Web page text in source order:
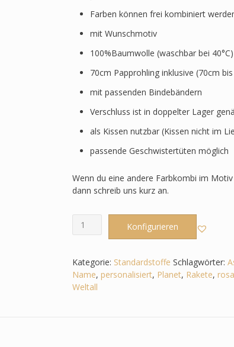
Farben können frei kombiniert
mit Wunschmotiv
100%Baumwolle (waschbar bei 40°C)
70cm Papprohling inklusive (70cm
mit passenden Bindebändern
Verschluss ist in doppelter Lager
als Kissen nutzbar (Kissen nicht im
passende Geschwistertüten möglich
Wenn du eine andere Farbkombi im
dann schreib uns kurz an.
Schultüte
-
Weltall
-
Konfigurieren
Kategorie: Standardstoffe Schlagwörter:
Name, personalisiert, Planet, Rakete, rosa
Weltall